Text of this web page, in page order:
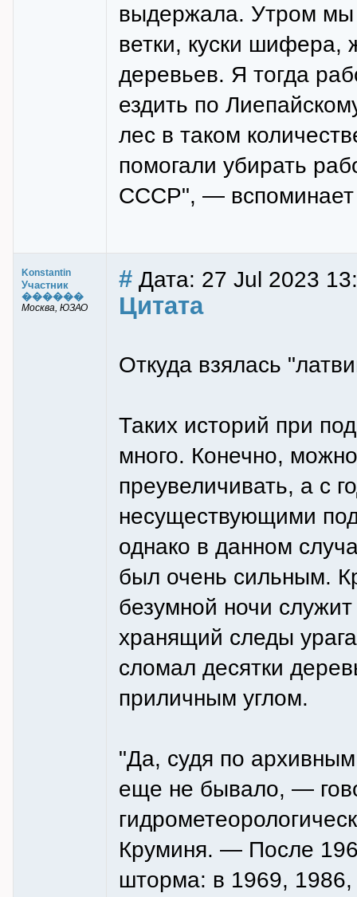
выдержала. Утром
ветки, куски шифера,
деревьев. Я тогда
ездить по
лес в таком
помогали убирать
СССР", — вспоминает
Konstantin
Участник
������
Москва, ЮЗАО
# Дата: 27 Jul 2023
Цитата
Откуда взялась
Таких историй при
много. Конечно,
преувеличивать, а с
несуществующими
однако в данном
был очень сильным.
безумной ночи
хранящий следы
сломал десятки
приличным углом.
"Да, судя по
еще не бывало, —
Круминя. — После
шторма: в 1969, 1986,